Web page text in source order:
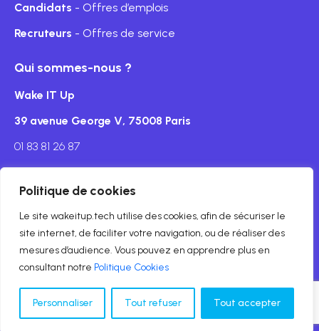
Politique de cookies
Le site wakeitup.tech utilise des cookies, afin de sécuriser le
site internet, de faciliter votre navigation, ou de réaliser des
mesures d’audience. Vous pouvez en apprendre plus en
consultant notre Politique Cookies
Personnaliser Tout refuser Tout accepter
Candidats - Offres d’emplois
Recruteurs - Offres de service
Mentions légales
© Copyright wakeitup.tech 2024
Qui sommes-nous ?
Wake IT Up
39 avenue George V, 75008 Paris
01 83 81 26 87